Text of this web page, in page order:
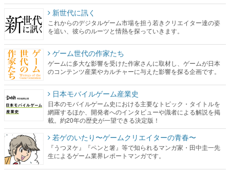
新世代に訊く
これからのデジタルゲーム市場を担う若きクリエイター達の姿
を追い、彼らのルーツと情熱を探っていきます。
ゲーム世代の作家たち
ゲームに多大な影響を受けた作家さんに取材し、ゲームが日本
のコンテンツ産業やカルチャーに与えた影響を探る企画です。
日本モバイルゲーム産業史
日本のモバイルゲーム史における主要なトピック・タイトルを
網羅するほか、開発者へのインタビューや識者による解説を掲
載。約20年の歴史が一望できる決定版！
若ゲのいたり〜ゲームクリエイターの青春〜
『うつヌケ』『ペンと箸』等で知られるマンガ家・田中圭一先
生によるゲーム業界レポートマンガです。